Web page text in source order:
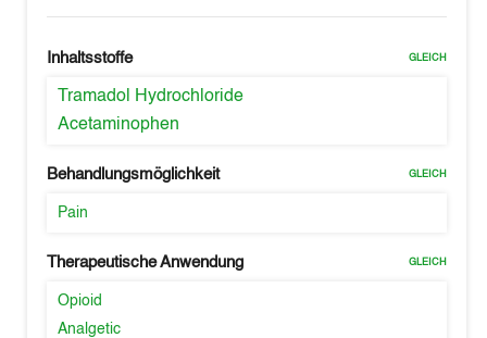
Inhaltsstoffe GLEICH
Tramadol Hydrochloride
Acetaminophen
Behandlungsmöglichkeit GLEICH
Pain
Therapeutische Anwendung GLEICH
Opioid
Analgetic